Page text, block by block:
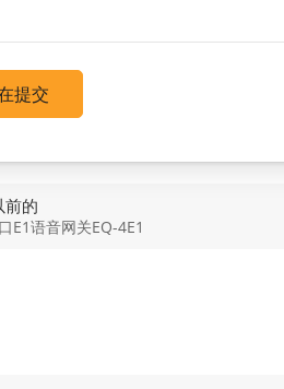
提交
前的
E1语音网关EQ-4E1